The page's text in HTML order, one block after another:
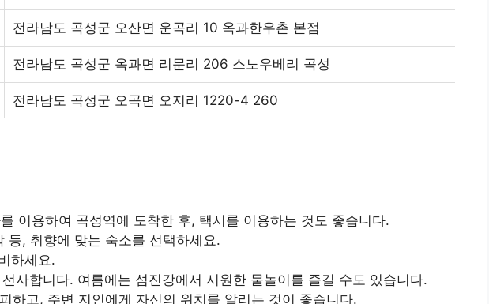
전라남도 곡성군 오산면 운곡리 10 옥과한우촌 본점
전라남도 곡성군 옥과면 리문리 206 스노우베리 곡성
전라남도 곡성군 오곡면 오지리 1220-4 260
이용하여 곡성역에 도착한 후, 택시를 이용하는 것도 좋습니다.
등, 취향에 맞는 숙소를 선택하세요.
하세요.
사합니다. 여름에는 섬진강에서 시원한 물놀이를 즐길 수도 있습니다.
하고, 주변 지인에게 자신의 위치를 알리는 것이 좋습니다.